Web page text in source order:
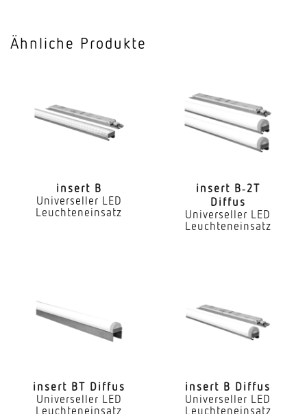
Dimmung DALI
Farbtemperatur
2700...6500 K
Geeignet für Lichtbandkonfiguration
Leuchtmittel
Ähnliche Produkte
insert B
Universeller LED
Leuchteneinsatz
insert B‑2T
Diffus
Universeller LED
Leuchteneinsatz
insert BT Diffus
Universeller LED
Leuchteneinsatz
insert B Diffus
Universeller LED
Leuchteneinsatz